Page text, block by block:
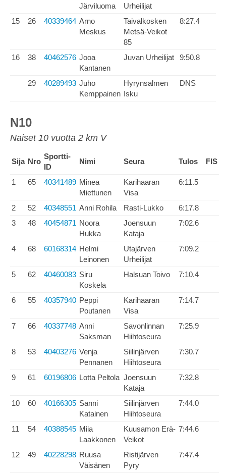
Järviluoma
Urheilijat
15 26 40339464 Arno
Meskus
Taivalkosken
Metsä-Veikot
85
8:27.4
16 38 40462576 Jooa
Kantanen
Juvan Urheilijat 9:50.8
29 40289493 Juho
Kemppainen
Hyrynsalmen
Isku
DNS
N10
Naiset 10 vuotta 2 km V
Sija Nro
Sportti-
ID
Nimi Seura Tulos FIS
1 65 40341489 Minea
Miettunen
Karihaaran
Visa
6:11.5
2 52 40348551 Anni Rohila Rasti-Lukko
6:17.8
3
48 40454871 Noora
Hukka
Joensuun
Kataja
7:02.6
4 68 60168314 Helmi
Leinonen
Utajärven
Urheilijat
7:09.2
5 62 40460083 Siru
Koskela
Halsuan Toivo 7:10.4
6 55 40357940 Peppi
Poutanen
Karihaaran
Visa
7:14.7
7 66 40337748 Anni
Saksman
Savonlinnan
Hiihtoseura
7:25.9
8 53 40403276 Venja
Pennanen
Siilinjärven
Hiihtoseura
7:30.7
9 61 60196806 Lotta Peltola Joensuun
Kataja
7:32.8
10 60 40166305 Sanni
Katainen
Siilinjärven
Hiihtoseura
7:44.0
11 54 40388545 Miia
Laakkonen
Kuusamon Erä-
Veikot
7:44.6
12 49 40228298 Ruusa
Väisänen
Ristijärven
Pyry
7:47.4